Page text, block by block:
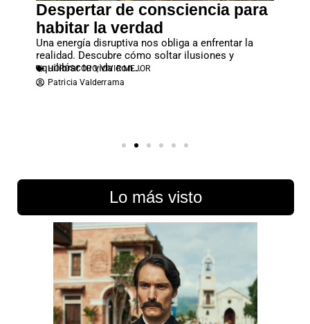
Despertar de consciencia para
habitar la verdad
Una energía disruptiva nos obliga a enfrentar la
realidad. Descubre cómo soltar ilusiones y
equilibrar tu vida con...
HORÓSCOPO,VIVIR MEJOR
Patricia Valderrama
Lo más visto